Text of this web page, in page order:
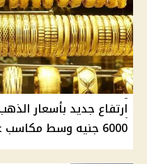
6000 جنيه وسط مكاسب عالمية للمعدن